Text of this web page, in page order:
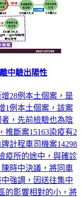
中驗出陽性
28例本土個案，是
1例本土個案，該案
，先前檢驗也為陰
推斷案15163染疫有2
計程車司機案14298
疫所的途中，與確診
時中決議，將同車
強調，因送往集中
的影響相對的小，將